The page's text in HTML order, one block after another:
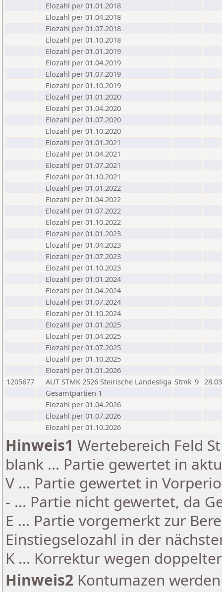
Elozahl per 01.01.2018
Elozahl per 01.04.2018
Elozahl per 01.07.2018
Elozahl per 01.10.2018
Elozahl per 01.01.2019
Elozahl per 01.04.2019
Elozahl per 01.07.2019
Elozahl per 01.10.2019
Elozahl per 01.01.2020
Elozahl per 01.04.2020
Elozahl per 01.07.2020
Elozahl per 01.10.2020
Elozahl per 01.01.2021
Elozahl per 01.04.2021
Elozahl per 01.07.2021
Elozahl per 01.10.2021
Elozahl per 01.01.2022
Elozahl per 01.04.2022
Elozahl per 01.07.2022
Elozahl per 01.10.2022
Elozahl per 01.01.2023
Elozahl per 01.04.2023
Elozahl per 01.07.2023
Elozahl per 01.10.2023
Elozahl per 01.01.2024
Elozahl per 01.04.2024
Elozahl per 01.07.2024
Elozahl per 01.10.2024
Elozahl per 01.01.2025
Elozahl per 01.04.2025
Elozahl per 01.07.2025
Elozahl per 01.10.2025
Elozahl per 01.01.2026
1205677
AUT STMK 2526 Steirische Landesliga Stmk 9
Gesamtpartien 1
Elozahl per 01.04.2026
Elozahl per 01.07.2026
Elozahl per 01.10.2026
Hinweis1 Wertebereich Feld
blank ... Partie gewertet in
V ... Partie gewertet in
- ... Partie nicht gewertet, da
E ... Partie vorgemerkt zur
Einstiegselozahl in der
K ... Korrektur wegen
Hinweis2 Kontumazen